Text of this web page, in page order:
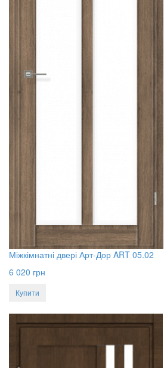
Міжкімнатні двері Арт-Дор ART 05.02
6 020 грн
Купити